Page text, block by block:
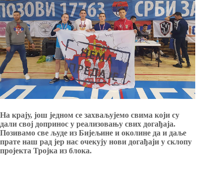
На крају, још једном се захваљујемо свима који су
дали свој допринос у реализовању свих догађаја.
Позивамо све људе из Бијељине и околине да и даље
прате наш рад јер нас очекују нови догађаји у склопу
пројекта Тројка из блока.